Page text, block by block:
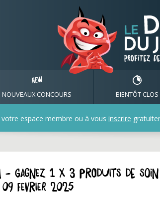
NOUVEAUX CONCOURS BIENTÔT CLOS
votre espace membre ou à vous inscrire
- Gagnez 1 x 3 produits de
fevrier 2025